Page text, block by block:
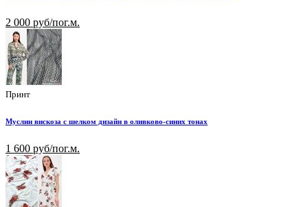
2 000 руб/пог.м.
Принт
Муслин вискоза с шелком дизайн в оливково-синих тонах
1 600 руб/пог.м.